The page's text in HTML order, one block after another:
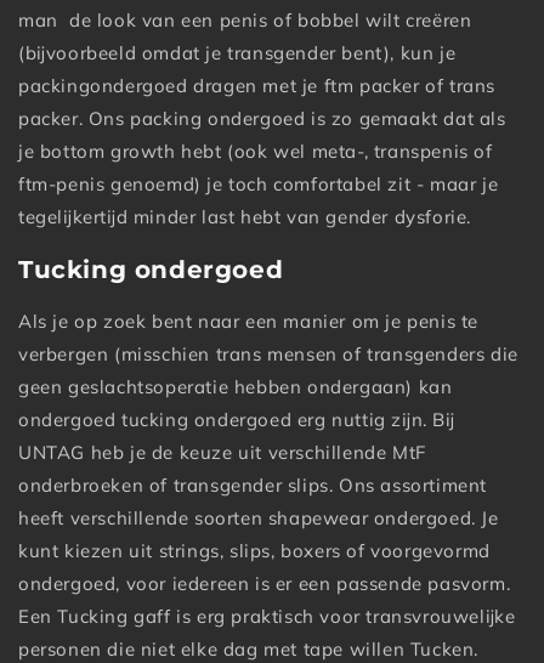
man de look van een penis of bobbel wilt creëren
(bijvoorbeeld omdat je transgender bent), kun je
packingondergoed dragen met je ftm packer of trans
packer. Ons packing ondergoed is zo gemaakt dat als
je bottom growth hebt (ook wel meta-, transpenis of
ftm-penis genoemd) je toch comfortabel zit - maar je
tegelijkertijd minder last hebt van gender dysforie.
Tucking ondergoed
Als je op zoek bent naar een manier om je penis te
verbergen (misschien trans mensen of transgenders die
geen geslachtsoperatie hebben ondergaan) kan
ondergoed tucking ondergoed erg nuttig zijn. Bij
UNTAG heb je de keuze uit verschillende MtF
onderbroeken of transgender slips. Ons assortiment
heeft verschillende soorten shapewear ondergoed. Je
kunt kiezen uit strings, slips, boxers of voorgevormd
ondergoed, voor iedereen is er een passende pasvorm.
Een Tucking gaff is erg praktisch voor transvrouwelijke
personen die niet elke dag met tape willen Tucken.